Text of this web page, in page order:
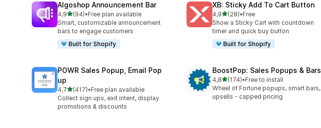
Algoshop Announcement Bar
4,9z 5 hvězd
(94)
Celkový počet recenzí: 94
•Free plan available
Smart, customizable announcement
bars to engage customers
Built for Shopify
XB: Sticky Add To Cart Button
4,9z 5 hvězd
(28)
Celkový počet recenzí: 28
•Free
Show a Sticky Cart with countdown
timer and quick buy button
Built for Shopify
POWR Sales Popup, Email Pop
up
4,7z 5 hvězd
(417)
Celkový počet recenzí: 417
•Free plan available
Collect sign ups, exit intent, display
promotions & discounts
BoostPop: Sales Popups & Bars
4,8z 5 hvězd
(174)
Celkový počet recenzí: 174
•Free to install
Wheel of Fortune popups, smart bars,
upsells - capped pricing